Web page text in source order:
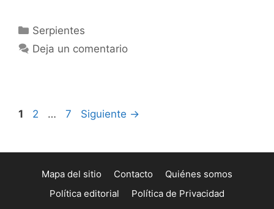
Categorías
Serpientes
Deja un comentario
Página
1 Página
2 … Página
7 Siguiente →
Mapa del sitio Contacto
Quiénes somos
Política editorial
Política de Privacidad